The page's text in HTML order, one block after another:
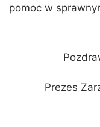
pomoc w
Prezes